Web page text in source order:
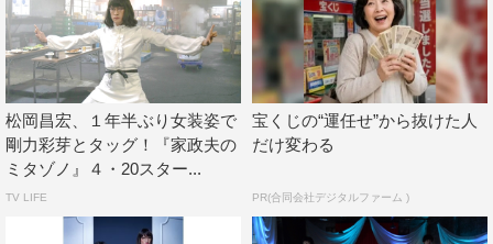
松岡昌宏、１年半ぶり女装姿で
剛力彩芽とタッグ！『家政夫の
ミタゾノ』４・20スター...
TV LIFE
宝くじの“運任せ”から抜けた人
だけ変わる
PR(合同会社デジタルファーム )